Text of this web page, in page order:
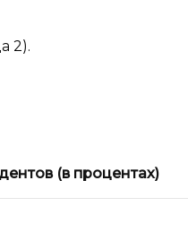
2).
(в процентах)